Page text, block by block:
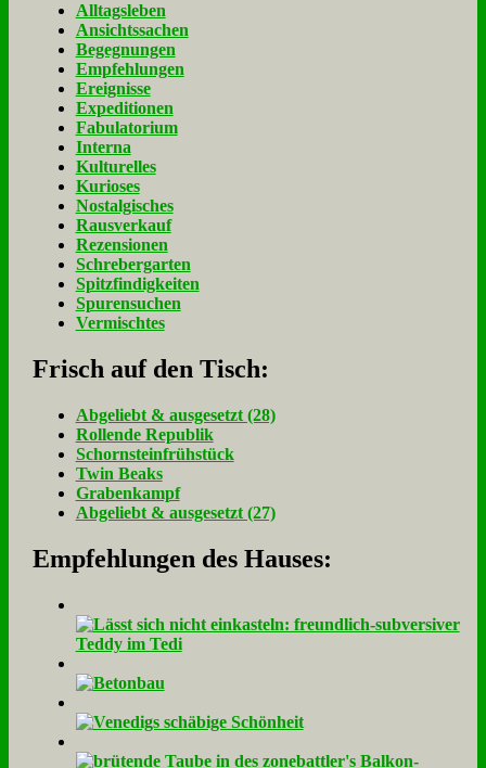
Alltagsleben
Ansichtssachen
Begegnungen
Empfehlungen
Ereignisse
Expeditionen
Fabulatorium
Interna
Kulturelles
Kurioses
Nostalgisches
Rausverkauf
Rezensionen
Schrebergarten
Spitzfindigkeiten
Spurensuchen
Vermischtes
Frisch auf den Tisch:
Ab­ge­liebt & aus­ge­setzt (28)
Rol­len­de Re­pu­blik
Schorn­stein­früh­stück
Twin Beaks
Gra­ben­kampf
Ab­ge­liebt & aus­ge­setzt (27)
Empfehlungen des Hauses: